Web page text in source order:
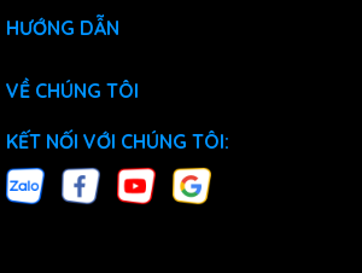
HƯỚNG DẪN
VỀ CHÚNG TÔI
KẾT NỐI VỚI CHÚNG TÔI: